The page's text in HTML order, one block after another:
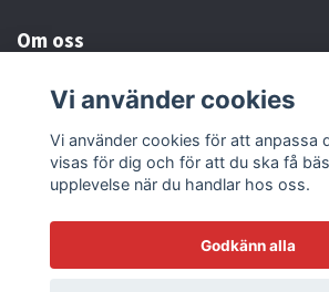
Om oss
Kundtjänst
Läs mer
Vi använder cookies
Vi använder cookies för att anpassa
visas för dig och för att du ska få
upplevelse när du handlar hos oss.
Godkänn alla